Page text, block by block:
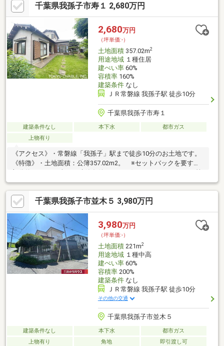
千葉県我孫子市寿１ 2,680万円
2,680万円
（坪単価:-）
土地面積357.02m2
用途地域１種住居
建ぺい率60%
容積率160%
建築条件なし
ＪＲ常磐線 我孫子駅 徒歩10分
千葉県我孫子市寿１
建築条件なし 本下水
都市ガス
上物有り
《アクセス》・常磐線「我孫子」駅まで徒歩10分のお土地です。
《特徴》・土地面積：公簿357.02m2。 ※セットバックを要する
で建築可能です。・平坦地・第1種住居地域内・建ぺい率60％、
容積率160％ 前面道路幅員制限による《リビングメッセージ》・
イトーヨーカドー 我孫子南口店（約700ｍ）・ローソン 我孫子寿
店（約290ｍ）・寿保育園（約200ｍ）・我孫子市立我孫子第一小
学校（約590ｍ）・我孫子市立白山中学校（約1670ｍ）
千葉県我孫子市並木５ 3,980万円
3,980万円
（坪単価:-）
土地面積221m2
用途地域１種中高
建ぺい率60%
容積率200%
建築条件なし
ＪＲ常磐線 我孫子駅 徒歩10分
その他の交通
千葉県我孫子市並木５
建築条件なし 本下水
都市ガス
上物有り
角地 即引渡し可